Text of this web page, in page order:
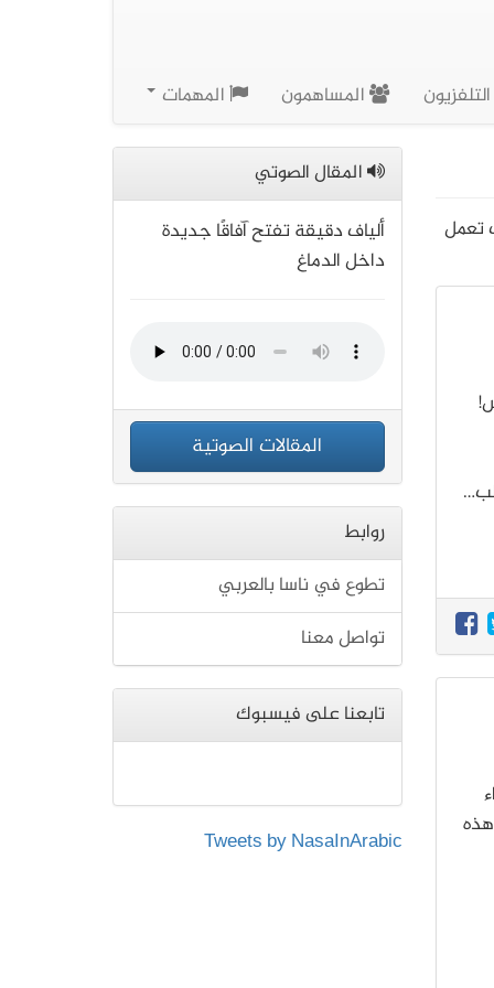
التلفزيون المساهمون المهمات
تعمل
المقال الصوتي
ألياف دقيقة تفتح آفاقًا جديدة
داخل الدماغ
المقالات الصوتية
روابط
تطوع في ناسا بالعربي
تواصل معنا
تابعنا على فيسبوك
Tweets by NasaInArabic